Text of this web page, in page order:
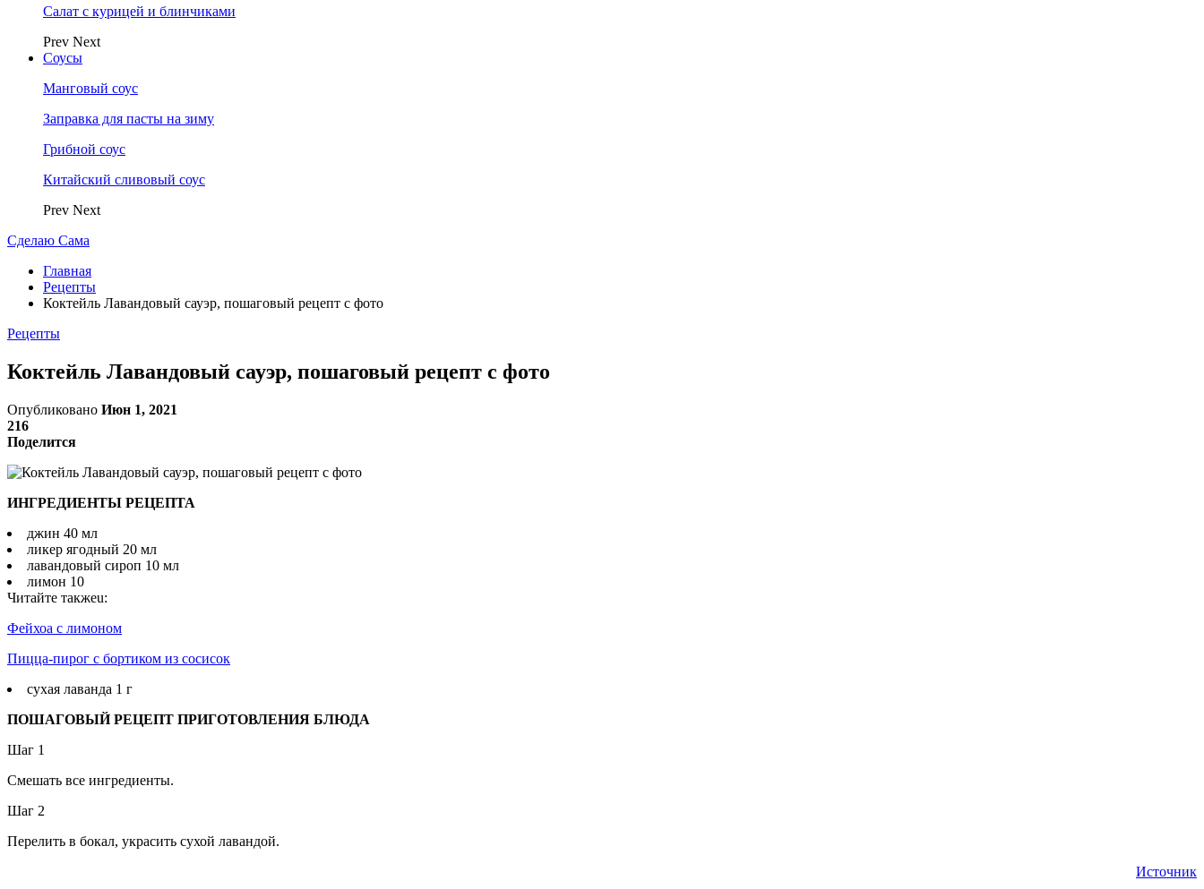
Салат с курицей и блинчиками
Prev Next
Соусы
Манговый соус
Заправка для пасты на зиму
Грибной соус
Китайский сливовый соус
Prev Next
Сделаю Сама
Главная
Рецепты
Коктейль Лавандовый сауэр, пошаговый рецепт с фото
Рецепты
Коктейль Лавандовый сауэр, пошаговый рецепт с фото
Опубликовано Июн 1, 2021
216
Поделится
ИНГРЕДИЕНТЫ РЕЦЕПТА
джин 40 мл
ликер ягодный 20 мл
лавандовый сироп 10 мл
лимон 10
Читайте такжеu:
Фейхоа с лимоном
Пицца-пирог с бортиком из сосисок
сухая лаванда 1 г
ПОШАГОВЫЙ РЕЦЕПТ ПРИГОТОВЛЕНИЯ БЛЮДА
Шаг 1
Смешать все ингредиенты.
Шаг 2
Перелить в бокал, украсить сухой лавандой.
Источник